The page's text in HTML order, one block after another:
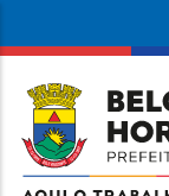
conteúdo
principal
da
de